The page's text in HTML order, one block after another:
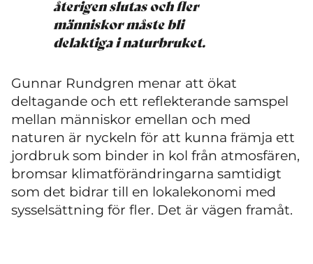
återigen slutas och fler
människor måste bli
delaktiga i naturbruket.
Gunnar Rundgren menar att ökat
deltagande och ett reflekterande samspel
mellan människor emellan och med
naturen är nyckeln för att kunna främja ett
jordbruk som binder in kol från atmosfären,
bromsar klimatförändringarna samtidigt
som det bidrar till en lokalekonomi med
sysselsättning för fler. Det är vägen framåt. ​